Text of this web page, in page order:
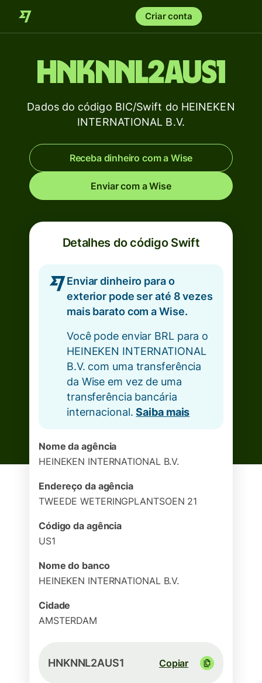
Criar conta
HNKNNL2AUS1
Dados do código BIC/Swift do HEINEKEN
INTERNATIONAL B.V.
Receba dinheiro com a Wise
Enviar com a Wise
Detalhes do código Swift
Enviar dinheiro para o
exterior pode ser até 8 vezes
mais barato com a Wise.
Você pode enviar BRL para o
HEINEKEN INTERNATIONAL
B.V. com uma transferência
da Wise em vez de uma
transferência bancária
internacional.Saiba mais
Nome da agência
HEINEKEN INTERNATIONAL B.V.
Endereço da agência
TWEEDE WETERINGPLANTSOEN 21
Código da agência
US1
Nome do banco
HEINEKEN INTERNATIONAL B.V.
Cidade
AMSTERDAM
HNKNNL2AUS1 Copiar